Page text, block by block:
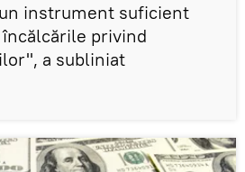
instrument suficient
privind
a subliniat